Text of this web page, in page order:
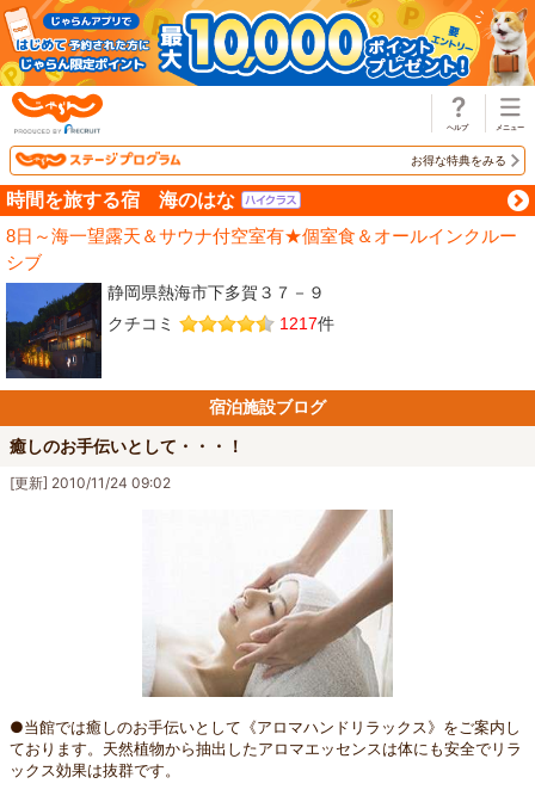
お得な特典をみる
時間を旅する宿 海のはな
8日～海一望露天＆サウナ付空室有★個室食＆オールインクルー
シブ
静岡県熱海市下多賀３７－９
クチコミ
1217件
宿泊施設ブログ
癒しのお手伝いとして・・・！
[更新] 2010/11/24 09:02
●当館では癒しのお手伝いとして《アロマハンドリラックス》をご案内し
ております。天然植物から抽出したアロマエッセンスは体にも安全でリラ
ックス効果は抜群です。